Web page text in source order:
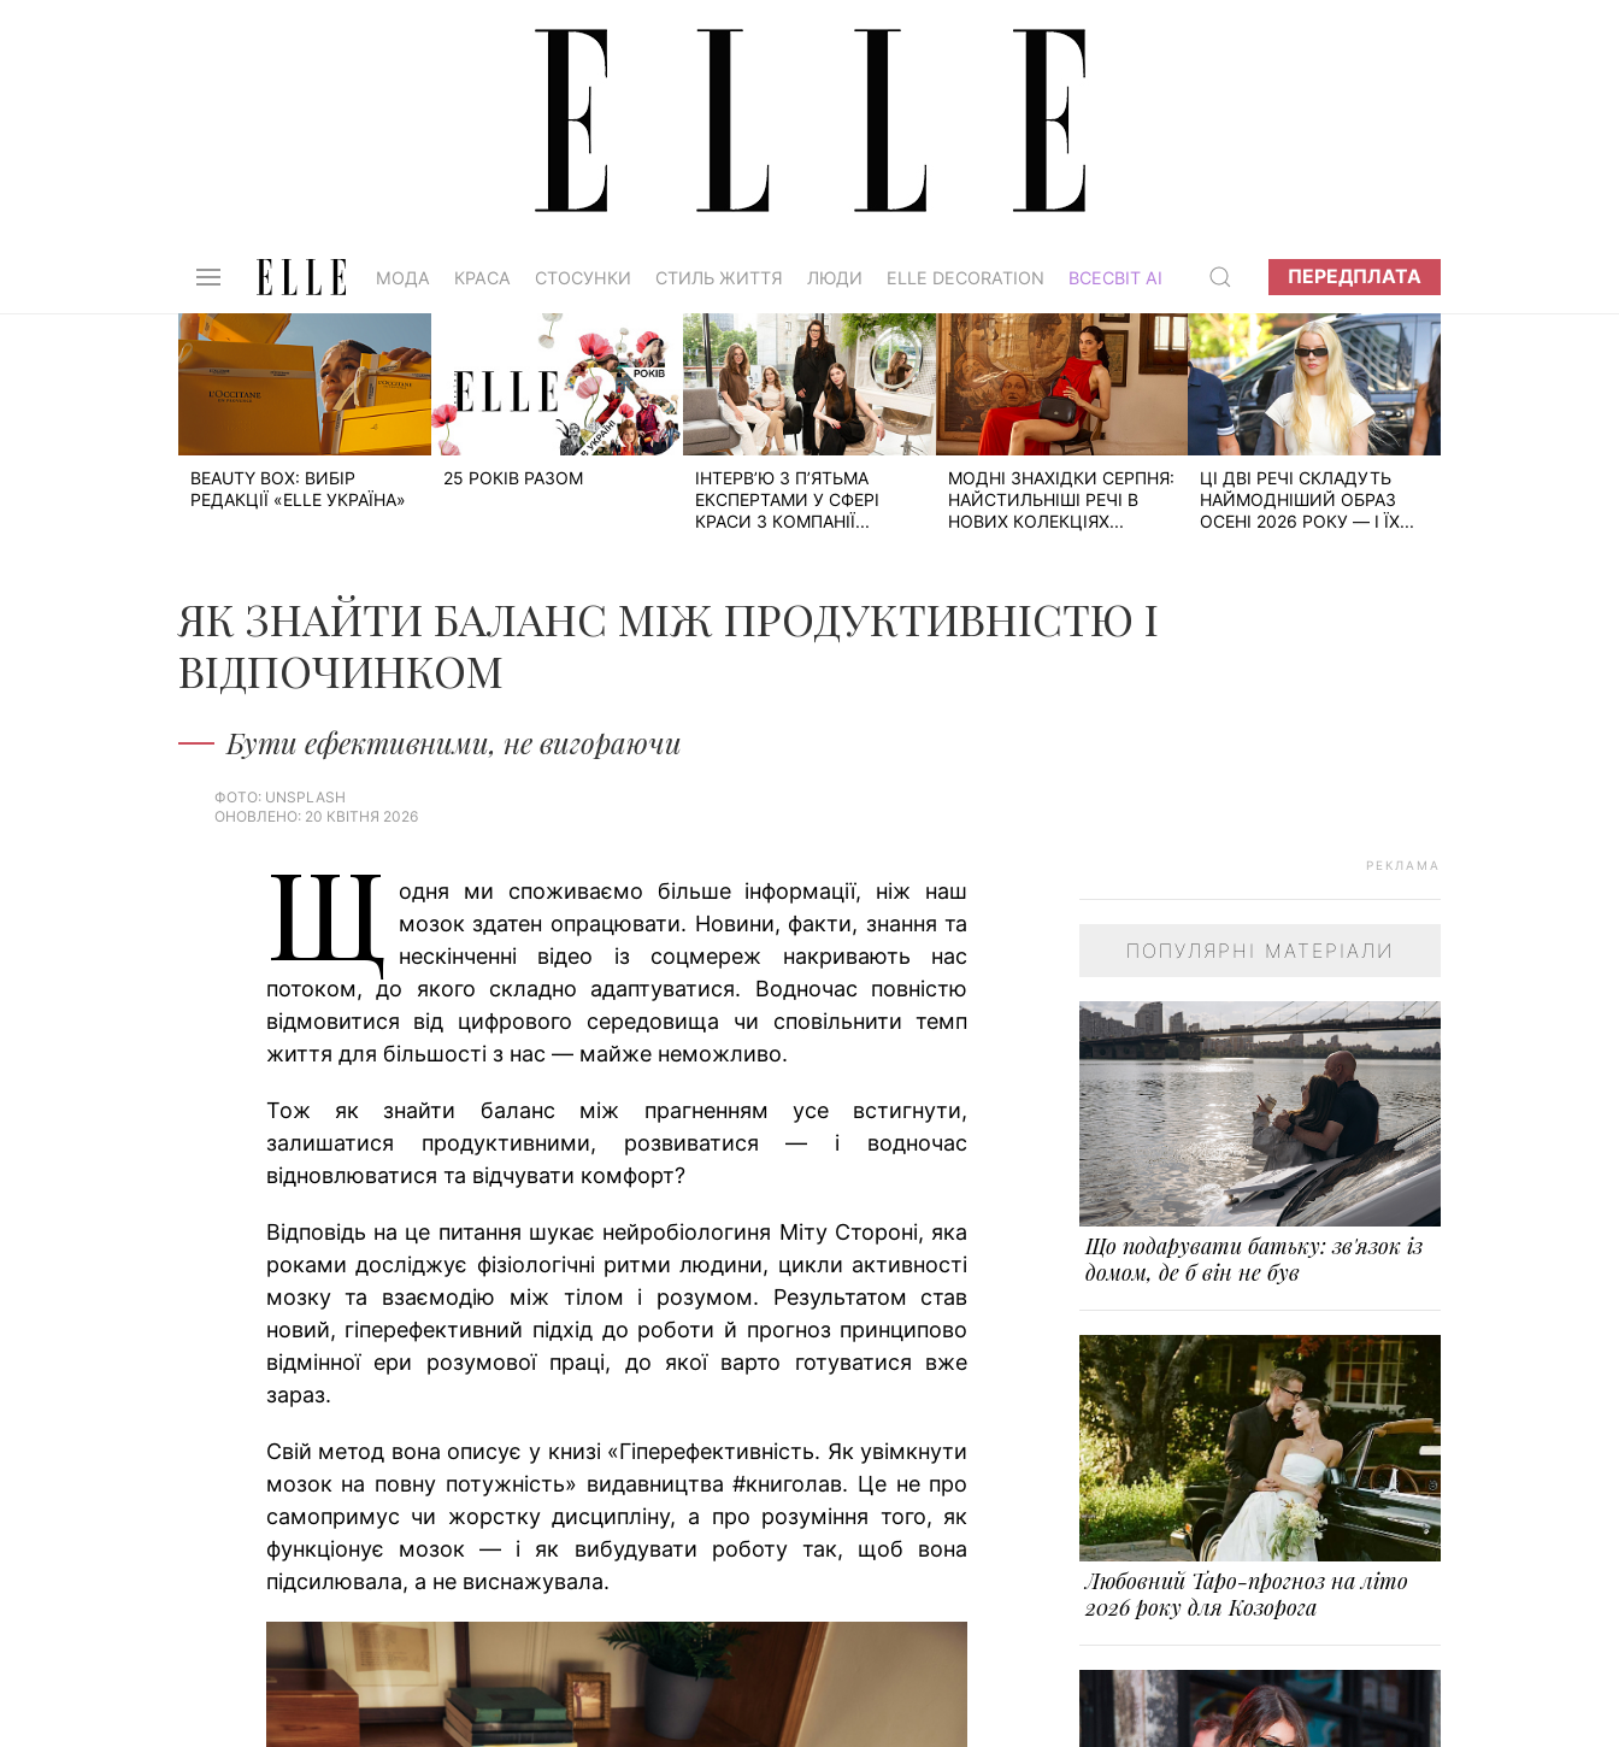
МОДА КРАСА СТОСУНКИ СТИЛЬ ЖИТТЯ ЛЮДИ ELLE DECORATION ВСЕСВІТ АІ ПЕРЕДПЛАТА
BEAUTY BOX: ВИБІР
РЕДАКЦІЇ «ELLE УКРАЇНА»
25 РОКІВ РАЗОМ
ІНТЕРВ’Ю З П’ЯТЬМА
ЕКСПЕРТАМИ У СФЕРІ
КРАСИ З КОМПАНІЇ...
МОДНІ ЗНАХІДКИ СЕРПНЯ:
НАЙСТИЛЬНІШІ РЕЧІ В
НОВИХ КОЛЕКЦІЯХ...
ЦІ ДВІ РЕЧІ СКЛАДУТЬ
НАЙМОДНІШИЙ ОБРАЗ
ОСЕНІ 2026 РОКУ — І ЇХ...
ЯК ЗНАЙТИ БАЛАНС МІЖ ПРОДУКТИВНІСТЮ І
ВІДПОЧИНКОМ
Бути ефективними, не вигораючи
ФОТО: UNSPLASH
ОНОВЛЕНО: 20 КВІТНЯ 2026
Щ
одня ми споживаємо більше інформації, ніж наш
мозок здатен опрацювати. Новини, факти, знання та
нескінченні відео із соцмереж накривають нас
потоком, до якого складно адаптуватися. Водночас повністю
відмовитися від цифрового середовища чи сповільнити темп
життя для більшості з нас — майже неможливо.
Тож як знайти баланс між прагненням усе встигнути,
залишатися продуктивними, розвиватися — і водночас
відновлюватися та відчувати комфорт?
Відповідь на це питання шукає нейробіологиня Міту Стороні, яка
роками досліджує фізіологічні ритми людини, цикли активності
мозку та взаємодію між тілом і розумом. Результатом став
новий, гіперефективний підхід до роботи й прогноз принципово
відмінної ери розумової праці, до якої варто готуватися вже
зараз.
Свій метод вона описує у книзі «Гіперефективність. Як увімкнути
мозок на повну потужність» видавництва #книголав. Це не про
самопримус чи жорстку дисципліну, а про розуміння того, як
функціонує мозок — і як вибудувати роботу так, щоб вона
підсилювала, а не виснажувала.
РЕКЛАМА
ПОПУЛЯРНІ МАТЕРІАЛИ
Що подарувати батьку: зв'язок із
домом, де б він не був
Любовний Таро-прогноз на літо
2026 року для Козорога